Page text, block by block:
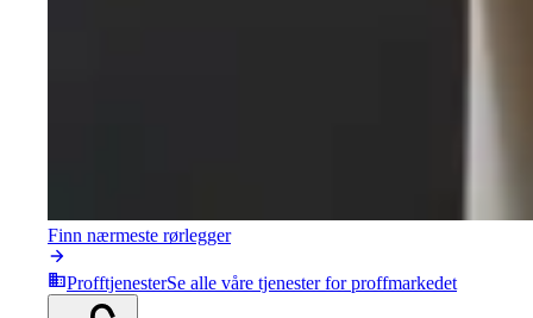
Finn nærmeste rørlegger
ProfftjenesterSe alle våre tjenester for proffmarkedet